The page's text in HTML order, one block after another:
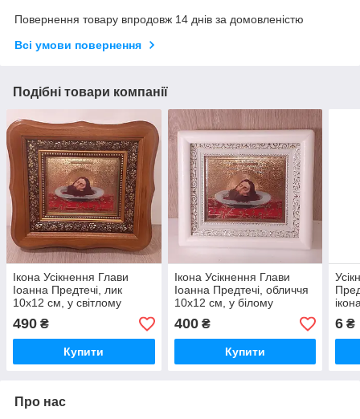
Повернення товару впродовж 14 днів за домовленістю
Всі умови повернення
Подібні товари компанії
Ікона Усікнення Глави
Іоанна Предтечі, лик
10х12 см, у світлому
дерев'яному кіоті
490 ₴
Купити
Ікона Усікнення Глави
Іоанна Предтечі, обличчя
10х12 см, у білому
дерев'яному кіоті
400₴
Купити
6 ₴
Про нас